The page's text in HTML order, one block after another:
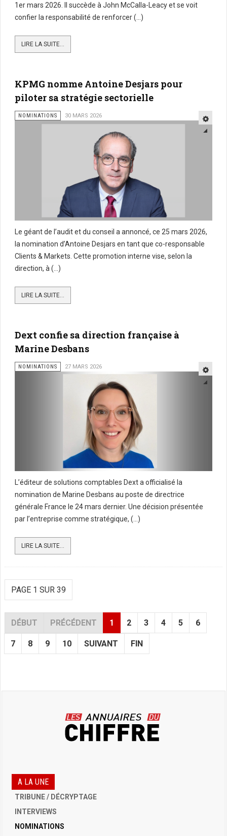
1er mars 2026. Il succède à John McCalla-Leacy et se voit
confier la responsabilité de renforcer (...)
LIRE LA SUITE...
KPMG nomme Antoine Desjars pour
piloter sa stratégie sectorielle
NOMINATIONS 30 MARS 2026
Le géant de l’audit et du conseil a annoncé, ce 25 mars 2026,
la nomination d’Antoine Desjars en tant que co-responsable
Clients & Markets. Cette promotion interne vise, selon la
direction, à (...)
LIRE LA SUITE...
Dext confie sa direction française à
Marine Desbans
NOMINATIONS 27 MARS 2026
L’éditeur de solutions comptables Dext a officialisé la
nomination de Marine Desbans au poste de directrice
générale France le 24 mars dernier. Une décision présentée
par l’entreprise comme stratégique, (...)
LIRE LA SUITE...
PAGE 1 SUR 39
DÉBUT PRÉCÉDENT 1 2 3 4 5 6
7 8 9 10 SUIVANT FIN
A LA UNE
TRIBUNE / DÉCRYPTAGE
INTERVIEWS
NOMINATIONS